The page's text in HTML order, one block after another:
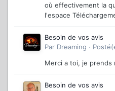
où effectivement la
l'espace
Besoin de vos avis
Par Dreaming ·
Merci a toi, je prends
Besoin de vos avis